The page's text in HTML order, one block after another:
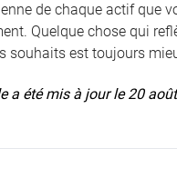
de chaque actif que
Quelque chose qui
souhaits est toujours
a été mis à jour le 20